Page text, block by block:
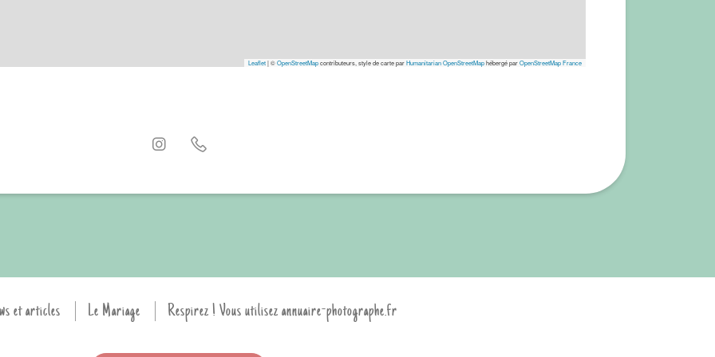
Leaflet|©OpenStreetMapcontributeurs, style de carte parHumanitarian OpenStreetMaphébergé parOpenStreetMap France
et articles Le Mariage Respirez ! Vous utilisez annuaire-photographe.fr